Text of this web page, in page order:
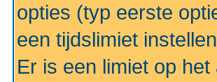
opties (typ eerste
een tijdslimiet
Er is een limiet op